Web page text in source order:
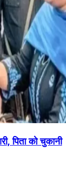
पिता को चुकानी